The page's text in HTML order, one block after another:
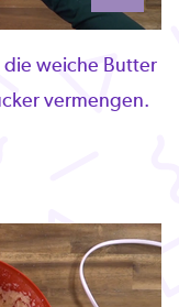
die weiche Butter
vermengen.